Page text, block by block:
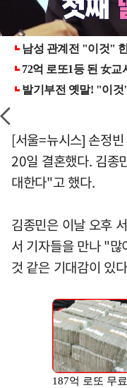
[서울=뉴시스] 손정
20일 결혼했다. 김종
대한다"고 했다.
김종민은 이날 오후
서 기자들을 만나 "많
것 같은 기대감이 있